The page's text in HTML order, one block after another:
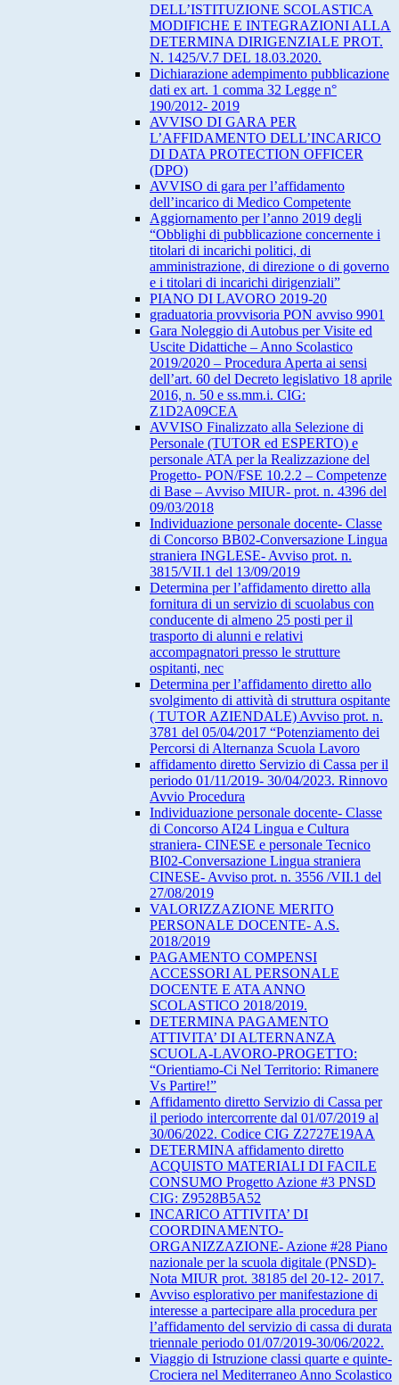
DELL’ISTITUZIONE SCOLASTICA
MODIFICHE E INTEGRAZIONI ALLA
DETERMINA DIRIGENZIALE PROT.
N. 1425/V.7 DEL 18.03.2020.
Dichiarazione adempimento pubblicazione
dati ex art. 1 comma 32 Legge n°
190/2012- 2019
AVVISO DI GARA PER
L’AFFIDAMENTO DELL’INCARICO
DI DATA PROTECTION OFFICER
(DPO)
AVVISO di gara per l’affidamento
dell’incarico di Medico Competente
Aggiornamento per l’anno 2019 degli
“Obblighi di pubblicazione concernente i
titolari di incarichi politici, di
amministrazione, di direzione o di governo
e i titolari di incarichi dirigenziali”
PIANO DI LAVORO 2019-20
graduatoria provvisoria PON avviso 9901
Gara Noleggio di Autobus per Visite ed
Uscite Didattiche – Anno Scolastico
2019/2020 – Procedura Aperta ai sensi
dell’art. 60 del Decreto legislativo 18 aprile
2016, n. 50 e ss.mm.i. CIG:
Z1D2A09CEA
AVVISO Finalizzato alla Selezione di
Personale (TUTOR ed ESPERTO) e
personale ATA per la Realizzazione del
Progetto- PON/FSE 10.2.2 – Competenze
di Base – Avviso MIUR- prot. n. 4396 del
09/03/2018
Individuazione personale docente- Classe
di Concorso BB02-Conversazione Lingua
straniera INGLESE- Avviso prot. n.
3815/VII.1 del 13/09/2019
Determina per l’affidamento diretto alla
fornitura di un servizio di scuolabus con
conducente di almeno 25 posti per il
trasporto di alunni e relativi
accompagnatori presso le strutture
ospitanti, nec
Determina per l’affidamento diretto allo
svolgimento di attività di struttura ospitante
( TUTOR AZIENDALE) Avviso prot. n.
3781 del 05/04/2017 “Potenziamento dei
Percorsi di Alternanza Scuola Lavoro
affidamento diretto Servizio di Cassa per il
periodo 01/11/2019- 30/04/2023. Rinnovo
Avvio Procedura
Individuazione personale docente- Classe
di Concorso AI24 Lingua e Cultura
straniera- CINESE e personale Tecnico
BI02-Conversazione Lingua straniera
CINESE- Avviso prot. n. 3556 /VII.1 del
27/08/2019
VALORIZZAZIONE MERITO
PERSONALE DOCENTE- A.S.
2018/2019
PAGAMENTO COMPENSI
ACCESSORI AL PERSONALE
DOCENTE E ATA ANNO
SCOLASTICO 2018/2019.
DETERMINA PAGAMENTO
ATTIVITA’ DI ALTERNANZA
SCUOLA-LAVORO-PROGETTO:
“Orientiamo-Ci Nel Territorio: Rimanere
Vs Partire!”
Affidamento diretto Servizio di Cassa per
il periodo intercorrente dal 01/07/2019 al
30/06/2022. Codice CIG Z2727E19AA
DETERMINA affidamento diretto
ACQUISTO MATERIALI DI FACILE
CONSUMO Progetto Azione #3 PNSD
CIG: Z9528B5A52
INCARICO ATTIVITA’ DI
COORDINAMENTO-
ORGANIZZAZIONE- Azione #28 Piano
nazionale per la scuola digitale (PNSD)-
Nota MIUR prot. 38185 del 20-12- 2017.
Avviso esplorativo per manifestazione di
interesse a partecipare alla procedura per
l’affidamento del servizio di cassa di durata
triennale periodo 01/07/2019-30/06/2022.
Viaggio di Istruzione classi quarte e quinte-
Crociera nel Mediterraneo Anno Scolastico